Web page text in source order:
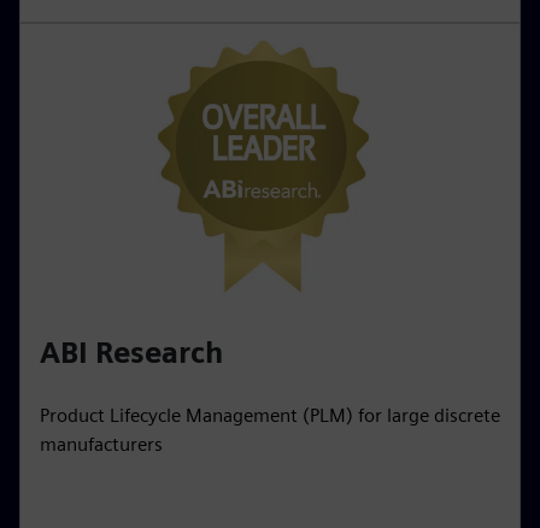
ABI Research
Product Lifecycle Management (PLM) for large discrete
manufacturers